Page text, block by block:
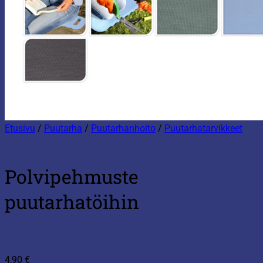
Etusivu / Puutarha / Puutarhanhoito / Puutarhatarvikkeet
Polvipehmuste
puutarhatöihin
4,90 €